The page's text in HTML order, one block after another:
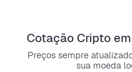
Cotação Cripto
Preços sempre
sua moeda